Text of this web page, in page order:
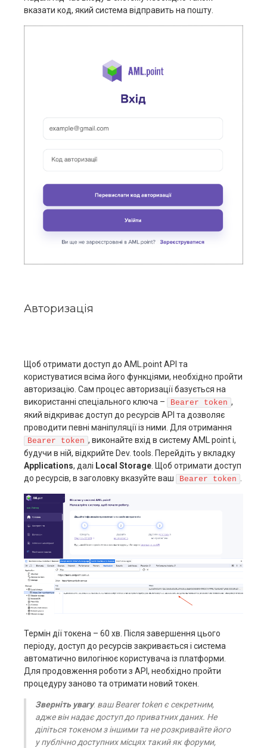
вказати код, який система відправить на пошту.
Авторизація
Щоб отримати доступ до AML.point АРІ та
користуватися всіма його функціями, необхідно пройти
авторизацію. Сам процес авторизації базується на
використанні спеціального ключа –
Bearer token ,
який відкриває доступ до ресурсів АРІ та дозволяє
проводити певні маніпуляції із ними. Для отримання
Bearer token , виконайте вхід в систему AML point і,
будучи в ній, відкрийте Dev. tools. Перейдіть у вкладку
Applications, далі Local Storage . Щоб отримати доступ
до ресурсів, в заголовку вказуйте ваш
Bearer token
Термін дії токена – 60 хв. Після завершення цього
періоду, доступ до ресурсів закривається і система
автоматично вилогінює користувача із платформи.
Для продовження роботи з АРІ, необхідно пройти
процедуру заново та отримати новий токен.
Зверніть увагу: ваш Bearer token є секретним,
адже він надає доступ до приватних даних. Не
діліться токеном з іншими та не розкривайте його
у публічно доступних місцях такий як форуми,